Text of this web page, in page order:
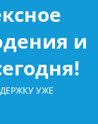
и
УЖЕ